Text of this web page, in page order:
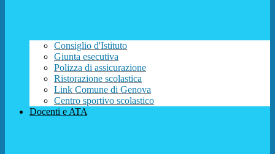
Consiglio d'Istituto
Giunta esecutiva
Polizza di assicurazione
Ristorazione scolastica
Link Comune di Genova
Centro sportivo scolastico
Docenti e ATA